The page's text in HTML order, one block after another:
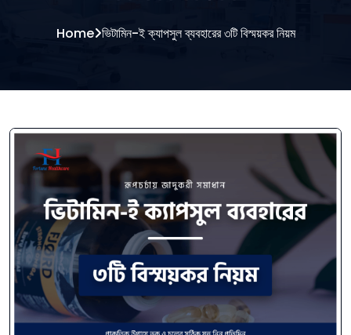
Home ভিটামিন-ই ক্যাপসুল ব্যবহারের ৩টি বিস্ময়কর নিয়ম